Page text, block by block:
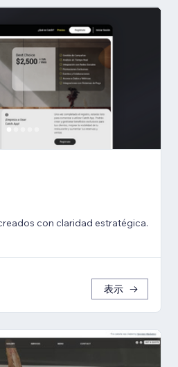
con claridad estratégica.
表示